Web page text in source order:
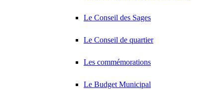
Le Conseil des Sages
Le Conseil de quartier
Les commémorations
Le Budget Municipal